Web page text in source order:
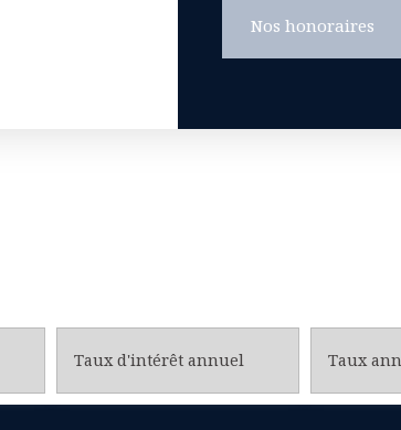
Nos honoraires
Taux d'intérêt annuel